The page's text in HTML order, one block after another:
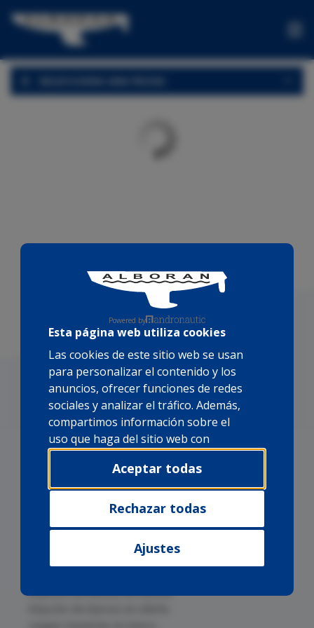
CHARTER
OFERTAS
Alquiler de barcos en Mallorca
Alquiler de barcos en Cabo Verde
Alquiler de barcos en Canarias
Alquiler de barcos en Cuba
Powered by
Esta página web utiliza cookies
Las cookies de este sitio web se usan
para personalizar el contenido y los
anuncios, ofrecer funciones de redes
sociales y analizar el tráfico. Además,
compartimos información sobre el
uso que haga del sitio web con
nuestros partners de redes sociales,
publicidad y análisis web, quienes
pueden combinarla con otra
información que les haya
proporcionado o que hayan
recopilado a partir del uso que haya
hecho de sus servicios.
Aceptar todas
Rechazar todas
Ajustes